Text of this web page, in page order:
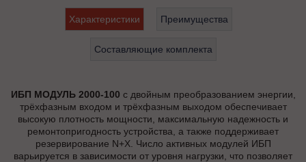
Характеристики Преимущества
Составляющие комплекта
ИБП МОДУЛЬ 2000-100 с двойным преобразованием энергии,
трёхфазным входом и трёхфазным выходом обеспечивает
высокую плотность мощности, максимальную надежность и
ремонтопригодность устройства, а также поддерживает
резервирование N+X. Число активных модулей ИБП
варьируется в зависимости от уровня нагрузки, что позволяет